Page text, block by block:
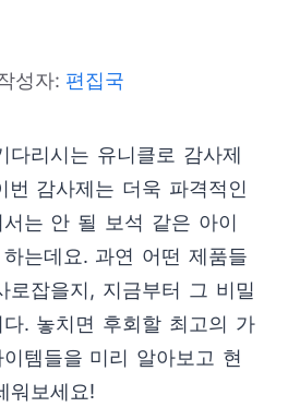
성자: 편집국
다리시는 유니클로 감사제
번 감사제는 더욱 파격적인
는 안 될 보석 같은 아이
는데요. 과연 어떤 제품들
로잡을지, 지금부터 그 비밀
. 놓치면 후회할 최고의 가
템들을 미리 알아보고 현
워보세요!